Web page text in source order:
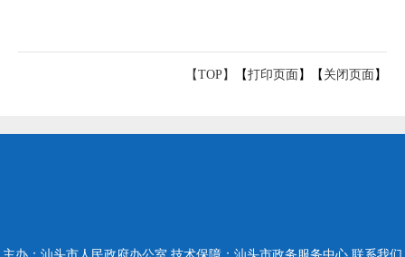
【TOP】 【打印页面 】【 关闭页面 】